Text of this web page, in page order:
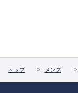
トップ メンズ